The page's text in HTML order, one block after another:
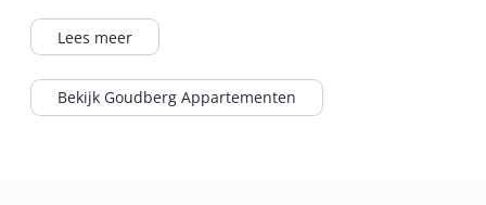
Warmtepomp
haven van West-Terschelling voor excursies
naar de Waddenzee.
Lees meer
Bekijk Goudberg Appartementen